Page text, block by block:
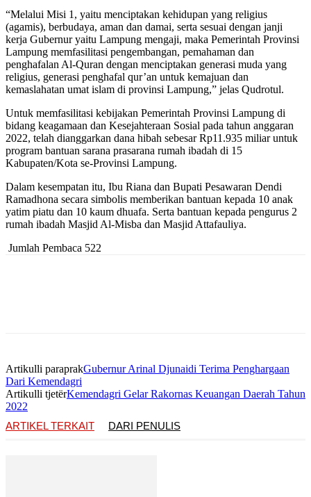
“Melalui Misi 1, yaitu menciptakan kehidupan yang religius
(agamis), berbudaya, aman dan damai, serta sesuai dengan janji
kerja Gubernur yaitu Lampung mengaji, maka Pemerintah Provinsi
Lampung memfasilitasi pengembangan, pemahaman dan
penghafalan Al-Quran dengan menciptakan generasi muda yang
religius, generasi penghafal qur’an untuk kemajuan dan
kemaslahatan umat islam di provinsi Lampung,” jelas Qudrotul.
Untuk memfasilitasi kebijakan Pemerintah Provinsi Lampung di
bidang keagamaan dan Kesejahteraan Sosial pada tahun anggaran
2022, telah dianggarkan dana hibah sebesar Rp11.935 miliar untuk
program bantuan sarana prasarana rumah ibadah di 15
Kabupaten/Kota se-Provinsi Lampung.
Dalam kesempatan itu, Ibu Riana dan Bupati Pesawaran Dendi
Ramadhona secara simbolis memberikan bantuan kepada 10 anak
yatim piatu dan 10 kaum dhuafa. Serta bantuan kepada pengurus 2
rumah ibadah Masjid Al-Misba dan Masjid Attafauliya.
Jumlah Pembaca 522
Artikulli paraprakGubernur Arinal Djunaidi Terima Penghargaan
Dari Kemendagri
Artikulli tjetërKemendagri Gelar Rakornas Keuangan Daerah Tahun
2022
ARTIKEL TERKAIT
DARI PENULIS